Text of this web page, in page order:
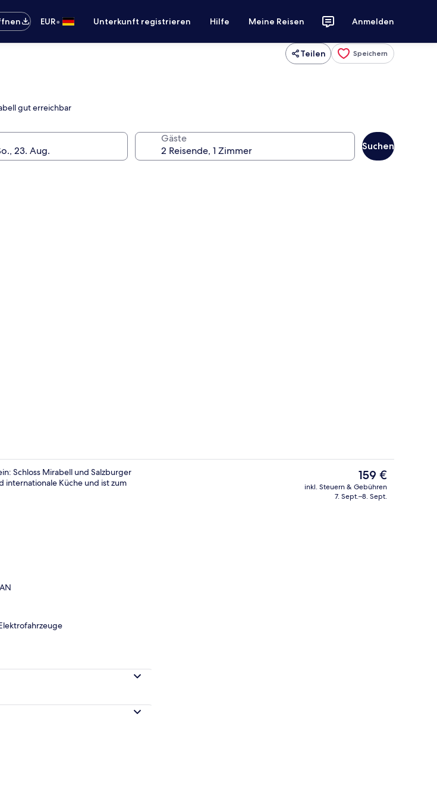
EUR• Unterkunft registrieren Hilfe Meine Reisen Anmelden
Teilen Speichern
gut erreichbar
Gäste
Suchen
Urban Hideaway | Zimmersafe, Verdunkelungsvorhänge, Babybetten, kostenloses WLAN
Haartrockner, Handtücher
Schloss Mirabell und Salzburger
internationale Küche und ist zum
Der
aktuelle
Preis
159 €
inkl. Steuern & Gebühren
7. Sept.–8. Sept.